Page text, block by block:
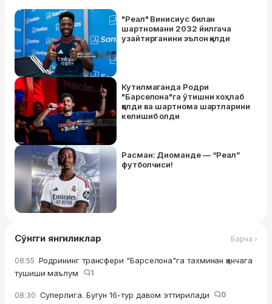
"Реал" Винисиус билан
шартномани 2032 йилгача
узайтирганини эълон қилди
Кутилмаганда Родри
"Барселона"га ўтишни хоҳлаб
қолди ва шартнома шартларини
келишиб олди
Расман: Диоманде — “Реал”
футболчиси!
Сўнгги янгиликлар Барча ›
08:55 Родрининг трансфери "Барселона"га тахминан қанчага
тушиши маълум
1
08:30 Суперлига. Бугун 16-тур давом эттирилади 0